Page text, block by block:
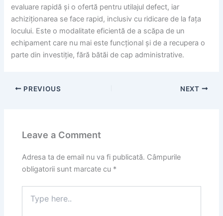
evaluare rapidă și o ofertă pentru utilajul defect, iar
achiziționarea se face rapid, inclusiv cu ridicare de la fața
locului. Este o modalitate eficientă de a scăpa de un
echipament care nu mai este funcțional și de a recupera o
parte din investiție, fără bătăi de cap administrative.
PREVIOUS NEXT
Leave a Comment
Adresa ta de email nu va fi publicată. Câmpurile
obligatorii sunt marcate cu *
here..